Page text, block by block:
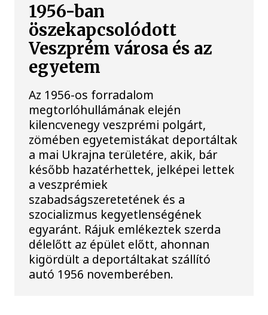
1956-ban
öszekapcsolódott
Veszprém városa és az
egyetem
Az 1956-os forradalom
megtorlóhullámának elején
kilencvenegy veszprémi polgárt,
zömében egyetemistákat deportáltak
a mai Ukrajna területére, akik, bár
később hazatérhettek, jelképei lettek
a veszprémiek
szabadságszeretetének és a
szocializmus kegyetlenségének
egyaránt. Rájuk emlékeztek szerda
délelőtt az épület előtt, ahonnan
kigördült a deportáltakat szállító
autó 1956 novemberében.